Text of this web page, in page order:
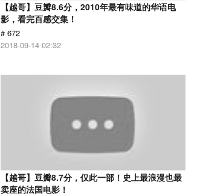
【越哥】豆瓣8.6分，2010年最有味道的华语电
影，看完百感交集！
# 672
2018-09-14 02:32
【越哥】豆瓣8.7分，仅此一部！史上最浪漫也最
卖座的法国电影！